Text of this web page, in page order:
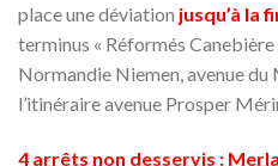
place une déviation jusqu’à la
terminus « Réformés
Normandie Niemen, avenue
l’itinéraire avenue Prosper
4 arrêts non desservis :